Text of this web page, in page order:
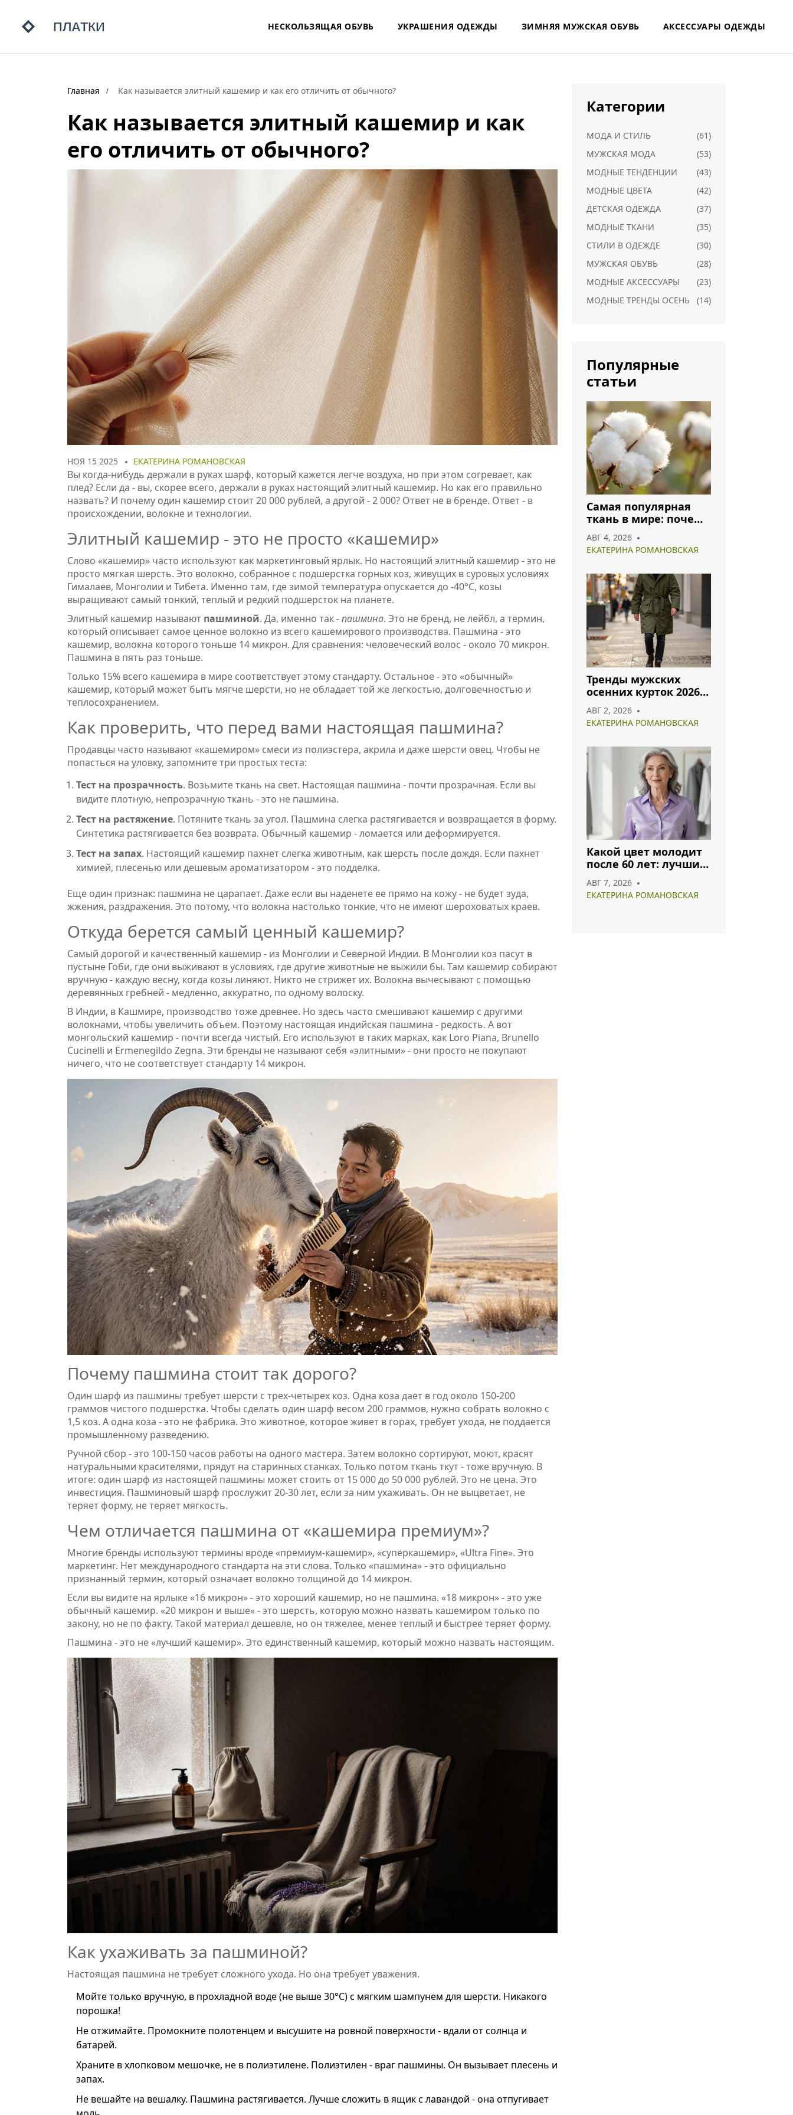
НЕСКОЛЬЗЯЩАЯ ОБУВЬ УКРАШЕНИЯ ОДЕЖДЫ ЗИМНЯЯ МУЖСКАЯ ОБУВЬ АКСЕССУАРЫ ОДЕЖДЫ
Главная Как называется элитный кашемир и как его отличить от обычного?
Как называется элитный кашемир и как
его отличить от обычного?
НОЯ 15 2025 ЕКАТЕРИНА РОМАНОВСКАЯ
Вы когда-нибудь держали в руках шарф, который кажется легче воздуха, но при этом согревает, как
плед? Если да - вы, скорее всего, держали в руках настоящий элитный кашемир. Но как его правильно
назвать? И почему один кашемир стоит 20 000 рублей, а другой - 2 000? Ответ не в бренде. Ответ - в
происхождении, волокне и технологии.
Элитный кашемир - это не просто «кашемир»
Слово «кашемир» часто используют как маркетинговый ярлык. Но настоящий элитный кашемир - это не
просто мягкая шерсть. Это волокно, собранное с подшерстка горных коз, живущих в суровых условиях
Гималаев, Монголии и Тибета. Именно там, где зимой температура опускается до -40°C, козы
выращивают самый тонкий, теплый и редкий подшерсток на планете.
Элитный кашемир называют пашминой. Да, именно так -пашмина. Это не бренд, не лейбл, а термин,
который описывает самое ценное волокно из всего кашемирового производства. Пашмина - это
кашемир, волокна которого тоньше 14 микрон. Для сравнения: человеческий волос - около 70 микрон.
Пашмина в пять раз тоньше.
Только 15% всего кашемира в мире соответствует этому стандарту. Остальное - это «обычный»
кашемир, который может быть мягче шерсти, но не обладает той же легкостью, долговечностью и
теплосохранением.
Как проверить, что перед вами настоящая пашмина?
Продавцы часто называют «кашемиром» смеси из полиэстера, акрила и даже шерсти овец. Чтобы не
попасться на уловку, запомните три простых теста:
Тест на прозрачность. Возьмите ткань на свет. Настоящая пашмина - почти прозрачная. Если вы
видите плотную, непрозрачную ткань - это не пашмина.
Тест на растяжение. Потяните ткань за угол. Пашмина слегка растягивается и возвращается в форму.
Синтетика растягивается без возврата. Обычный кашемир - ломается или деформируется.
Тест на запах. Настоящий кашемир пахнет слегка животным, как шерсть после дождя. Если пахнет
химией, плесенью или дешевым ароматизатором - это подделка.
Еще один признак: пашмина не царапает. Даже если вы наденете ее прямо на кожу - не будет зуда,
жжения, раздражения. Это потому, что волокна настолько тонкие, что не имеют шероховатых краев.
Откуда берется самый ценный кашемир?
Самый дорогой и качественный кашемир - из Монголии и Северной Индии. В Монголии коз пасут в
пустыне Гоби, где они выживают в условиях, где другие животные не выжили бы. Там кашемир собирают
вручную - каждую весну, когда козы линяют. Никто не стрижет их. Волокна вычесывают с помощью
деревянных гребней - медленно, аккуратно, по одному волоску.
В Индии, в Кашмире, производство тоже древнее. Но здесь часто смешивают кашемир с другими
волокнами, чтобы увеличить объем. Поэтому настоящая индийская пашмина - редкость. А вот
монгольский кашемир - почти всегда чистый. Его используют в таких марках, как Loro Piana, Brunello
Cucinelli и Ermenegildo Zegna. Эти бренды не называют себя «элитными» - они просто не покупают
ничего, что не соответствует стандарту 14 микрон.
Почему пашмина стоит так дорого?
Один шарф из пашмины требует шерсти с трех-четырех коз. Одна коза дает в год около 150-200
граммов чистого подшерстка. Чтобы сделать один шарф весом 200 граммов, нужно собрать волокно с
1,5 коз. А одна коза - это не фабрика. Это животное, которое живет в горах, требует ухода, не поддается
промышленному разведению.
Ручной сбор - это 100-150 часов работы на одного мастера. Затем волокно сортируют, моют, красят
натуральными красителями, прядут на старинных станках. Только потом ткань ткут - тоже вручную. В
итоге: один шарф из настоящей пашмины может стоить от 15 000 до 50 000 рублей. Это не цена. Это
инвестиция. Пашминовый шарф прослужит 20-30 лет, если за ним ухаживать. Он не выцветает, не
теряет форму, не теряет мягкость.
Чем отличается пашмина от «кашемира премиум»?
Многие бренды используют термины вроде «премиум-кашемир», «суперкашемир», «Ultra Fine». Это
маркетинг. Нет международного стандарта на эти слова. Только «пашмина» - это официально
признанный термин, который означает волокно толщиной до 14 микрон.
Если вы видите на ярлыке «16 микрон» - это хороший кашемир, но не пашмина. «18 микрон» - это уже
обычный кашемир. «20 микрон и выше» - это шерсть, которую можно назвать кашемиром только по
закону, но не по факту. Такой материал дешевле, но он тяжелее, менее теплый и быстрее теряет форму.
Пашмина - это не «лучший кашемир». Это единственный кашемир, который можно назвать настоящим.
Как ухаживать за пашминой?
Настоящая пашмина не требует сложного ухода. Но она требует уважения.
Мойте только вручную, в прохладной воде (не выше 30°C) с мягким шампунем для шерсти. Никакого
порошка!
Не отжимайте. Промокните полотенцем и высушите на ровной поверхности - вдали от солнца и
батарей.
Храните в хлопковом мешочке, не в полиэтилене. Полиэтилен - враг пашмины. Он вызывает плесень и
запах.
Не вешайте на вешалку. Пашмина растягивается. Лучше сложить в ящик с лавандой - она отпугивает
Категории
МОДА И СТИЛЬ
(61)
МУЖСКАЯ МОДА
(53)
МОДНЫЕ ТЕНДЕНЦИИ
(43)
МОДНЫЕ ЦВЕТА
(42)
ДЕТСКАЯ ОДЕЖДА
(37)
МОДНЫЕ ТКАНИ
(35)
СТИЛИ В ОДЕЖДЕ
(30)
МУЖСКАЯ ОБУВЬ
(28)
МОДНЫЕ АКСЕССУАРЫ
(23)
МОДНЫЕ ТРЕНДЫ ОСЕНЬ
(14)
Популярные
статьи
Самая популярная
ткань в мире: почему
хлопок и полиэстер
лидируют в 2026 году
АВГ 4, 2026
ЕКАТЕРИНА РОМАНОВСКАЯ
Тренды мужских
осенних курток 2026:
сочетать
АВГ 2, 2026
ЕКАТЕРИНА РОМАНОВСКАЯ
Какой цвет молодит
после 60 лет: лучшие
гармоничного образа
АВГ 7, 2026
ЕКАТЕРИНА РОМАНОВСКАЯ